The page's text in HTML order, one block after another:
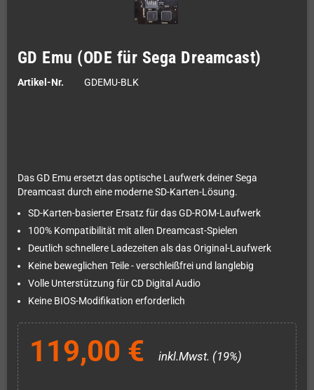
GD Emu (ODE für Sega Dreamcast)
Artikel-Nr. GDEMU-BLK
Das GD Emu ersetzt das optische Laufwerk deiner Sega
Dreamcast durch eine moderne SD-Karten-Lösung.
SD-Karten-basierter Ersatz für das GD-ROM-Laufwerk
100% Kompatibilität mit allen Dreamcast-Spielen
Deutlich schnellere Ladezeiten als das Original-Laufwerk
Keine beweglichen Teile - verschleißfrei und langlebig
Volle Unterstützung für CD Digital Audio
Keine BIOS-Modifikation erforderlich
119,00 € inkl.Mwst. (19%)